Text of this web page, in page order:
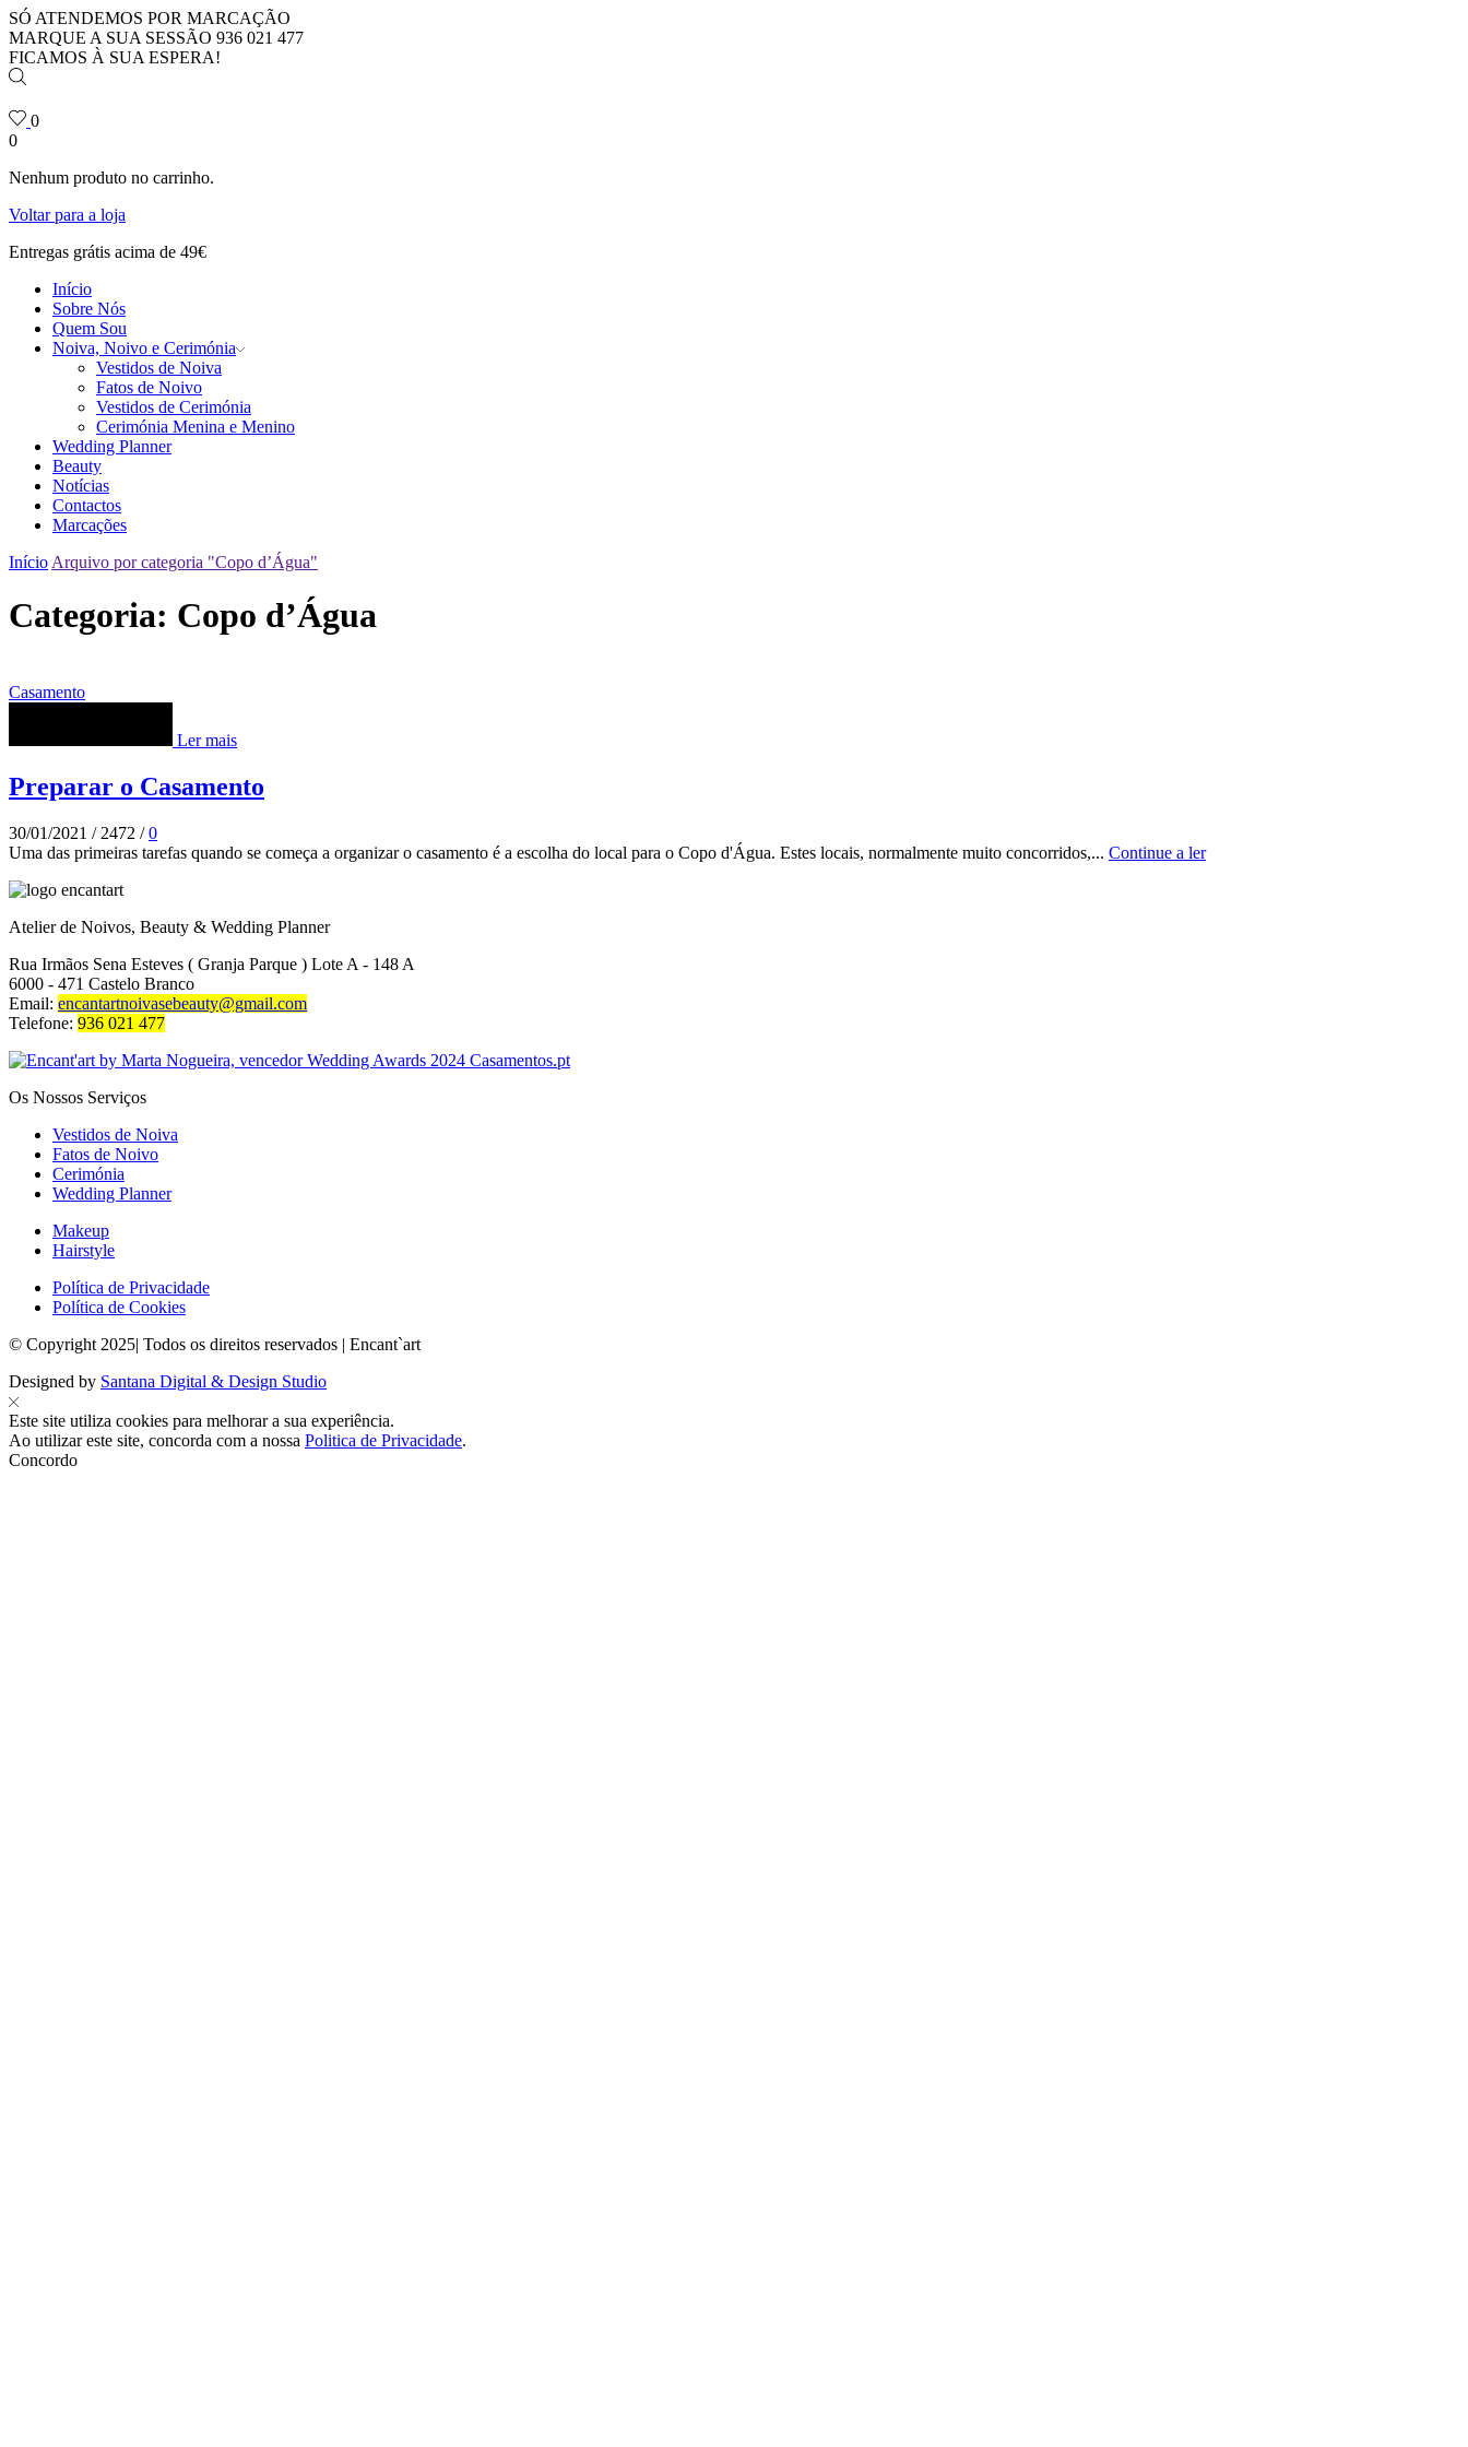
SÓ ATENDEMOS POR MARCAÇÃO
MARQUE A SUA SESSÃO 936 021 477
FICAMOS À SUA ESPERA!
0
0
Nenhum produto no carrinho.
Voltar para a loja
Entregas grátis acima de 49€
Início
Sobre Nós
Quem Sou
Noiva, Noivo e Cerimónia
Vestidos de Noiva
Fatos de Noivo
Vestidos de Cerimónia
Cerimónia Menina e Menino
Wedding Planner
Beauty
Notícias
Contactos
Marcações
Início Arquivo por categoria "Copo d’Água"
Categoria: Copo d’Água
Casamento
Ler mais
Preparar o Casamento
30/01/2021 / 2472 / 0
Uma das primeiras tarefas quando se começa a organizar o casamento é a escolha do local para o Copo d'Água. Estes locais, normalmente muito concorridos,... Continue a ler
Atelier de Noivos, Beauty & Wedding Planner
Rua Irmãos Sena Esteves ( Granja Parque ) Lote A - 148 A
6000 - 471 Castelo Branco
Email: encantartnoivasebeauty@gmail.com
Telefone: 936 021 477
Os Nossos Serviços
Vestidos de Noiva
Fatos de Noivo
Cerimónia
Wedding Planner
Makeup
Hairstyle
Política de Privacidade
Política de Cookies
© Copyright 2025| Todos os direitos reservados | Encant`art
Designed by Santana Digital & Design Studio
Este site utiliza cookies para melhorar a sua experiência.
Ao utilizar este site, concorda com a nossa Politica de Privacidade.
Concordo